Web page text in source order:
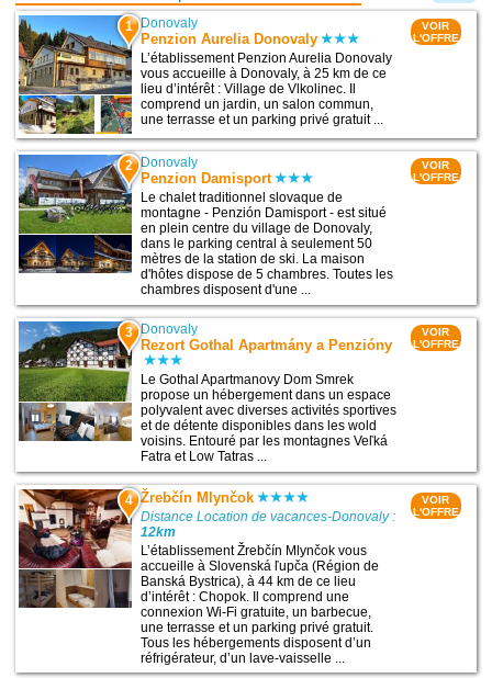
1 Donovaly
Penzion Aurelia Donovaly
L’établissement Penzion Aurelia Donovaly
vous accueille à Donovaly, à 25 km de ce
lieu d’intérêt : Village de Vlkolinec. Il
comprend un jardin, un salon commun,
une terrasse et un parking privé gratuit ...
VOIR
L'OFFRE
2 Donovaly
Penzion Damisport
Le chalet traditionnel slovaque de
montagne - Penzión Damisport - est situé
en plein centre du village de Donovaly,
dans le parking central à seulement 50
mètres de la station de ski. La maison
d'hôtes dispose de 5 chambres. Toutes les
chambres disposent d'une ...
VOIR
L'OFFRE
3 Donovaly
Rezort Gothal Apartmány a Penzióny
Le Gothal Apartmanovy Dom Smrek
propose un hébergement dans un espace
polyvalent avec diverses activités sportives
et de détente disponibles dans les wold
voisins. Entouré par les montagnes Veľká
Fatra et Low Tatras ...
VOIR
L'OFFRE
4 Žrebčín Mlynčok
Distance Location de vacances-Donovaly :
12km
L’établissement Žrebčín Mlynčok vous
accueille à Slovenská ľupča (Région de
Banská Bystrica), à 44 km de ce lieu
d’intérêt : Chopok. Il comprend une
connexion Wi-Fi gratuite, un barbecue,
une terrasse et un parking privé gratuit.
Tous les hébergements disposent d’un
réfrigérateur, d’un lave-vaisselle ...
VOIR
L'OFFRE